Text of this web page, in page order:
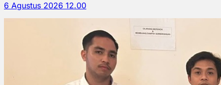
6 Agustus 2026 12.00